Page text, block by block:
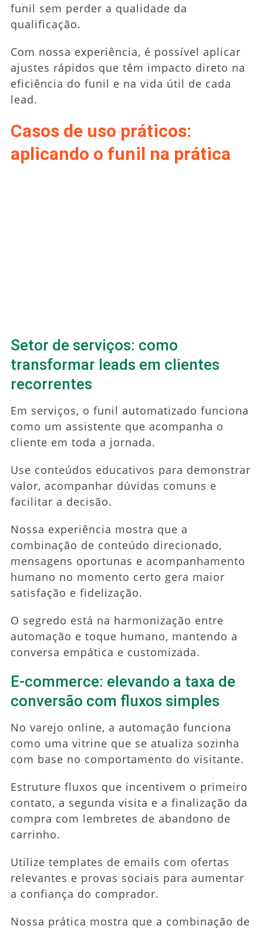
funil sem perder a qualidade da
qualificação.
Com nossa experiência, é possível aplicar
ajustes rápidos que têm impacto direto na
eficiência do funil e na vida útil de cada
lead.
Casos de uso práticos:
aplicando o funil na prática
Setor de serviços: como
transformar leads em clientes
recorrentes
Em serviços, o funil automatizado funciona
como um assistente que acompanha o
cliente em toda a jornada.
Use conteúdos educativos para demonstrar
valor, acompanhar dúvidas comuns e
facilitar a decisão.
Nossa experiência mostra que a
combinação de conteúdo direcionado,
mensagens oportunas e acompanhamento
humano no momento certo gera maior
satisfação e fidelização.
O segredo está na harmonização entre
automação e toque humano, mantendo a
conversa empática e customizada.
E-commerce: elevando a taxa de
conversão com fluxos simples
No varejo online, a automação funciona
como uma vitrine que se atualiza sozinha
com base no comportamento do visitante.
Estruture fluxos que incentivem o primeiro
contato, a segunda visita e a finalização da
compra com lembretes de abandono de
carrinho.
Utilize templates de emails com ofertas
relevantes e provas sociais para aumentar
a confiança do comprador.
Nossa prática mostra que a combinação de